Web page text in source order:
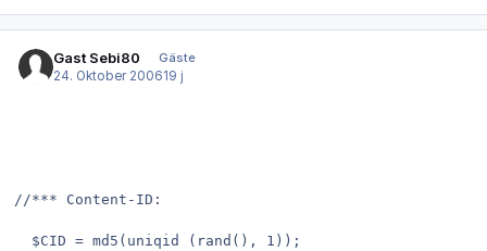
Gast Sebi80
Gäste
24. Oktober 200619 j
//*** Content-ID:
  $CID = md5(uniqid (rand(), 1));